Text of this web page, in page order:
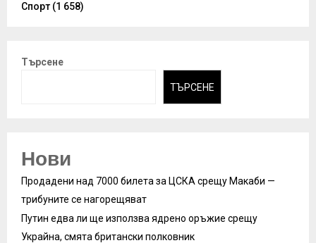
Спорт (1 658)
Търсене
ТЪРСЕНЕ
Нови
Продадени над 7000 билета за ЦСКА срещу Макаби —
трибуните се нагорещяват
Путин едва ли ще използва ядрено оръжие срещу
Украйна, смята британски полковник